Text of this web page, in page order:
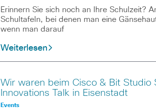
Erinnern Sie sich noch an Ihre Schulzeit?
Schultafeln, bei denen man eine
wenn man darauf
Weiterlesen
Wir waren beim Cisco & Bit Studio
Innovations Talk in Eisenstadt
Events